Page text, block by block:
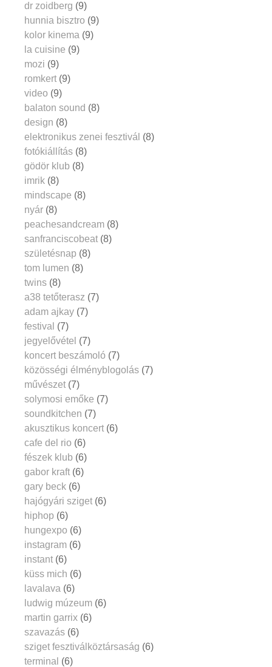
dr zoidberg (9)
hunnia bisztro (9)
kolor kinema (9)
la cuisine (9)
mozi (9)
romkert (9)
video (9)
balaton sound (8)
design (8)
elektronikus zenei fesztivál (8)
fotókiállítás (8)
gödör klub (8)
imrik (8)
mindscape (8)
nyár (8)
peachesandcream (8)
sanfranciscobeat (8)
születésnap (8)
tom lumen (8)
twins (8)
a38 tetőterasz (7)
adam ajkay (7)
festival (7)
jegyelővétel (7)
koncert beszámoló (7)
közösségi élményblogolás (7)
művészet (7)
solymosi emőke (7)
soundkitchen (7)
akusztikus koncert (6)
cafe del rio (6)
fészek klub (6)
gabor kraft (6)
gary beck (6)
hajógyári sziget (6)
hiphop (6)
hungexpo (6)
instagram (6)
instant (6)
küss mich (6)
lavalava (6)
ludwig múzeum (6)
martin garrix (6)
szavazás (6)
sziget fesztiválköztársaság (6)
terminal (6)